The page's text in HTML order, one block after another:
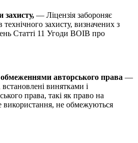
захисту, — Ліцензія забороняє
технічного захисту, визначених з
Статті 11 Угоди ВОІВ про
авторського права —
винятками і
права, такі як право на
використання, не обмежуються